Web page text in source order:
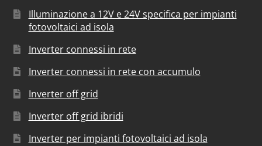
Illuminazione a 12V e 24V specifica per impianti
fotovoltaici ad isola
Inverter connessi in rete
Inverter connessi in rete con accumulo
Inverter off grid
Inverter off grid ibridi
Inverter per impianti fotovoltaici ad isola